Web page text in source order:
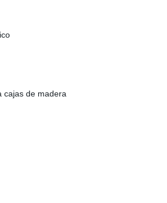
cajas de madera